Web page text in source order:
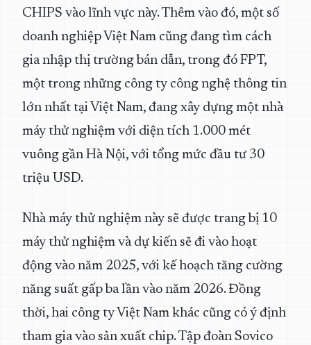
CHIPS vào lĩnh vực này. Thêm vào đó, một số
doanh nghiệp Việt Nam cũng đang tìm cách
gia nhập thị trường bán dẫn, trong đó FPT,
một trong những công ty công nghệ thông tin
lớn nhất tại Việt Nam, đang xây dựng một nhà
máy thử nghiệm với diện tích 1.000 mét
vuông gần Hà Nội, với tổng mức đầu tư 30
triệu USD.
Nhà máy thử nghiệm này sẽ được trang bị 10
máy thử nghiệm và dự kiến sẽ đi vào hoạt
động vào năm 2025, với kế hoạch tăng cường
năng suất gấp ba lần vào năm 2026. Đồng
thời, hai công ty Việt Nam khác cũng có ý định
tham gia vào sản xuất chip. Tập đoàn Sovico